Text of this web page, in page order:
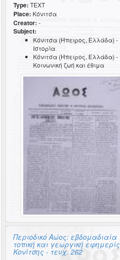
Type: TEXT
Place: Κόνιτσα
Creator: -
Subject:
Κόνιτσα (Ήπειρος, Ελλάδα) -
Ιστορία
Κόνιτσα (Ήπειρος, Ελλάδα) -
Κοινωνική ζωή και έθιμα
Περιοδικό Αώος: εβδομαδιαία
τοπική και γεωργική εφημερίς
Κονίτσης - τευχ. 262